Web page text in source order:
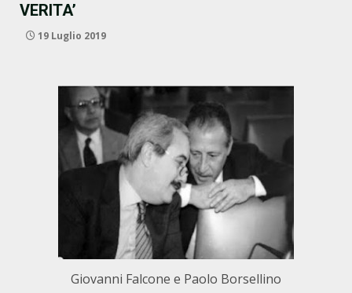
VERITA’
19 Luglio 2019
Giovanni Falcone e Paolo Borsellino